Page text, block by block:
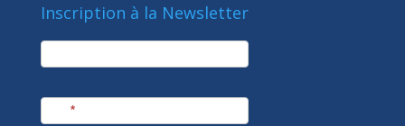
Inscription à la Newsletter
newsletter
*